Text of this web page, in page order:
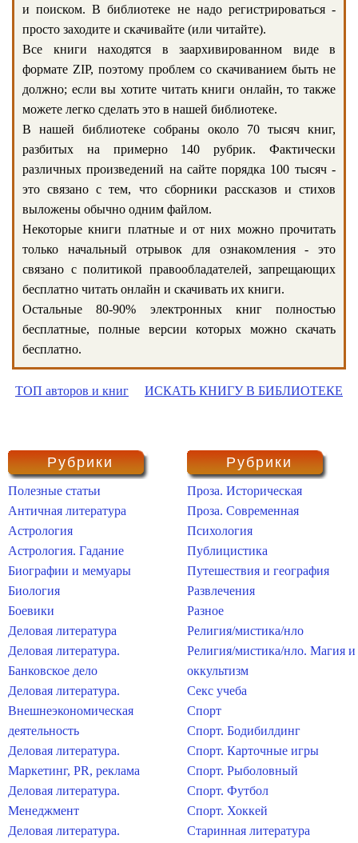
и поиском. В библиотеке не надо регистрироваться -
просто заходите и скачивайте (или читайте).
Все книги находятся в заархивированном виде в
формате ZIP, поэтому проблем со скачиванием быть не
должно; если вы хотите читать книги онлайн, то также
можете легко сделать это в нашей библиотеке.
В нашей библиотеке собраны около 70 тысяч книг,
разбитых на примерно 140 рубрик. Фактически
различных произведений на сайте порядка 100 тысяч -
это связано с тем, что сборники рассказов и стихов
выложены обычно одним файлом.
Некоторые книги платные и от них можно прочитать
только начальный отрывок для ознакомления - это
связано с политикой правообладателей, запрещающих
бесплатно читать онлайн и скачивать их книги.
Остальные 80-90% электронных книг полностью
бесплатные, полные версии которых можно скачать
бесплатно.
ТОП авторов и книг ИСКАТЬ КНИГУ В БИБЛИОТЕКЕ
Рубрики
Полезные статьи
Античная литература
Астрология
Астрология. Гадание
Биографии и мемуары
Биология
Боевики
Деловая литература
Деловая литература.
Банковское дело
Деловая литература.
Внешнеэкономическая
деятельность
Деловая литература.
Маркетинг, PR, реклама
Деловая литература.
Менеджмент
Деловая литература.
Рубрики
Проза. Историческая
Проза. Современная
Психология
Публицистика
Путешествия и география
Развлечения
Разное
Религия/мистика/нло
Религия/мистика/нло. Магия и
оккультизм
Секс учеба
Спорт
Спорт. Бодибилдинг
Спорт. Карточные игры
Спорт. Рыболовный
Спорт. Футбол
Спорт. Хоккей
Старинная литература